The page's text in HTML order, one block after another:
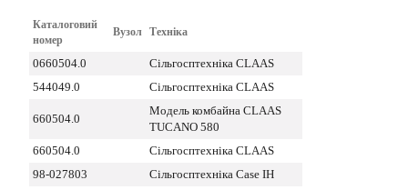
Каталоговий
номер
Вузол Техніка
0660504.0
Сільгосптехніка CLAAS
544049.0
Сільгосптехніка CLAAS
660504.0
Модель комбайна CLAAS
TUCANO 580
660504.0
Сільгосптехніка CLAAS
98-027803
Сільгосптехніка Case IH